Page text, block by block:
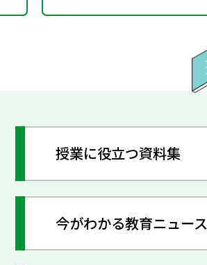
授業に役立つ資料集
今がわかる教育ニュース